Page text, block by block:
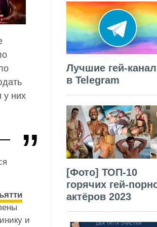
у них
и
Лучшие гей-
в Telegram
[Фото] ТОП-10
горячих гей-
актёров 2023